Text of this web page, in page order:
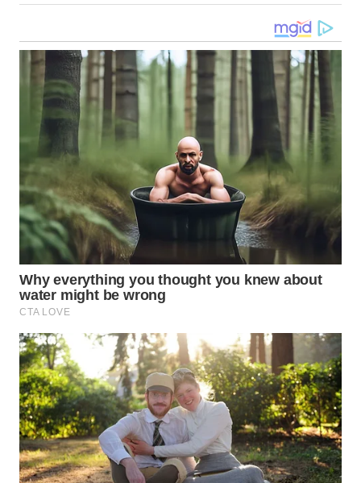
WN
JOGJA
JATIM
WN
BALI
KALBAR
WN
KALTENG
WN
KALTARA
WN
KALSEL